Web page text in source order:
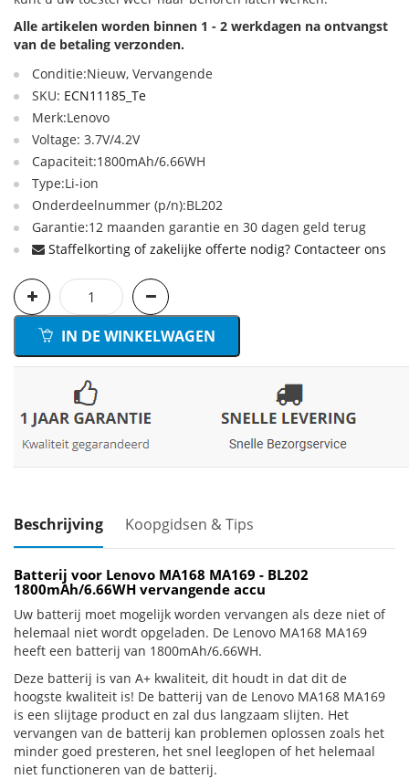
Alle artikelen worden binnen 1 - 2 werkdagen na ontvangst
van de betaling verzonden.
Conditie:Nieuw, Vervangende
SKU: ECN11185_Te
Merk:Lenovo
Voltage: 3.7V/4.2V
Capaciteit:1800mAh/6.66WH
Type:Li-ion
Onderdeelnummer (p/n):BL202
Garantie:12 maanden garantie en 30 dagen geld terug
Staffelkorting of zakelijke offerte nodig? Contacteer ons
IN DE WINKELWAGEN
Beschrijving Koopgidsen & Tips
Batterij voor Lenovo MA168 MA169 - BL202
1800mAh/6.66WH vervangende accu
Uw batterij moet mogelijk worden vervangen als deze niet of
helemaal niet wordt opgeladen. De Lenovo MA168 MA169
heeft een batterij van 1800mAh/6.66WH.
Deze batterij is van A+ kwaliteit, dit houdt in dat dit de
hoogste kwaliteit is! De batterij van de Lenovo MA168 MA169
is een slijtage product en zal dus langzaam slijten. Het
vervangen van de batterij kan problemen oplossen zoals het
minder goed presteren, het snel leeglopen of het helemaal
niet functioneren van de batterij.